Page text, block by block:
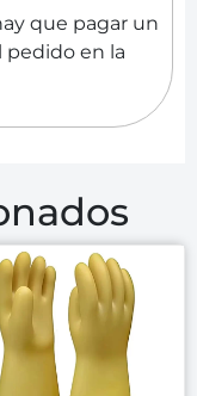
que pagar un
pedido en la